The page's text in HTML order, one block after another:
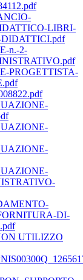
LIBRI-
n.-2-
PROGETTISTA-
DI-
UTILIZZO